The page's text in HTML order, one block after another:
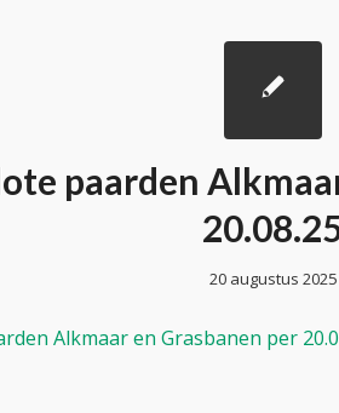
paarden
20 augustus 2025
Alkmaar en Grasbanen per